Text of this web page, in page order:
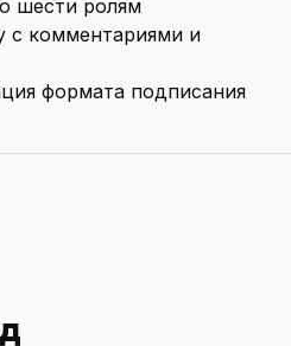
шести ролям
с комментариями и
формата подписания